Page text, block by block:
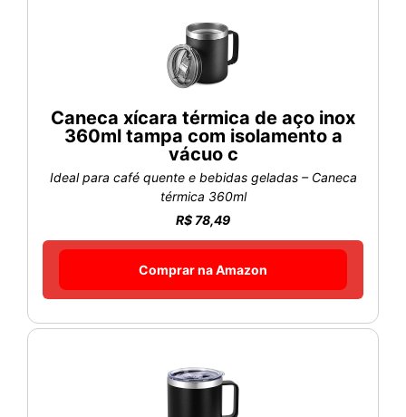
Caneca xícara térmica de aço inox
360ml tampa com isolamento a
vácuo c
Ideal para café quente e bebidas geladas – Caneca
térmica 360ml
R$ 78,49
Comprar na Amazon